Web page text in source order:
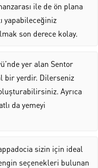
ile de ön plana
yapabileceğiniz
son derece kolay.
yer alan Sentor
bir yerdir. Dilerseniz
Ayrıca
da yemeyi
sizin için ideal
seçenekleri bulunan